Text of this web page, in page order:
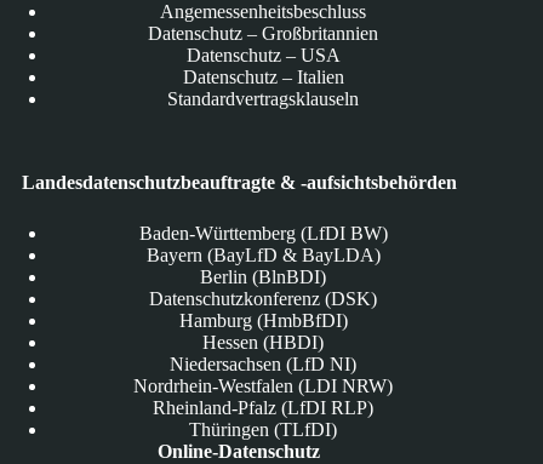
Angemessenheitsbeschluss
Datenschutz – Großbritannien
Datenschutz – USA
Datenschutz – Italien
Standardvertragsklauseln
Landesdatenschutzbeauftragte & -aufsichtsbehörden
Baden-Württemberg (LfDI BW)
Bayern (BayLfD & BayLDA)
Berlin (BlnBDI)
Datenschutzkonferenz (DSK)
Hamburg (HmbBfDI)
Hessen (HBDI)
Niedersachsen (LfD NI)
Nordrhein-Westfalen (LDI NRW)
Rheinland-Pfalz (LfDI RLP)
Thüringen (TLfDI)
Online-Datenschutz